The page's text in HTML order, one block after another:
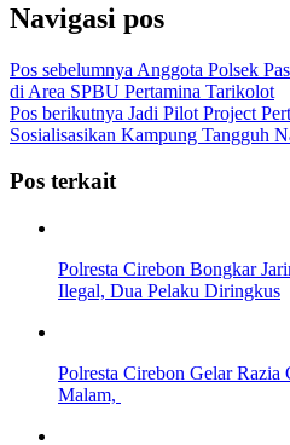
Navigasi pos
Pos sebelumnya Anggota Polsek
di Area SPBU Pertamina Tarikolot
Pos berikutnya Jadi Pilot Project
Sosialisasikan Kampung Tangguh
Pos terkait
Polresta Cirebon Bongkar
Ilegal, Dua Pelaku Diringkus
Polresta Cirebon Gelar Razia
Malam,